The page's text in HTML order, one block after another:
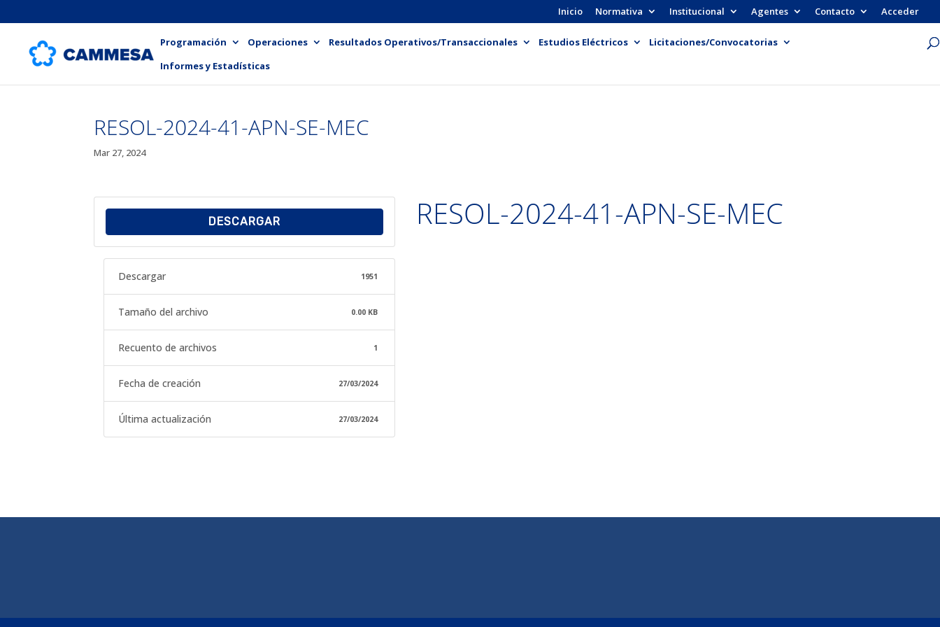
Inicio Normativa Institucional Agentes Contacto Acceder
Programación Operaciones Resultados Operativos/Transaccionales Estudios Eléctricos
Licitaciones/Convocatorias
Informes y Estadísticas
RESOL-2024-41-APN-SE-MEC
Mar 27, 2024
DESCARGAR
Descargar 1951
Tamaño del archivo 0.00 KB
Recuento de archivos 1
Fecha de creación 27/03/2024
Última actualización 27/03/2024
RESOL-2024-41-APN-SE-MEC